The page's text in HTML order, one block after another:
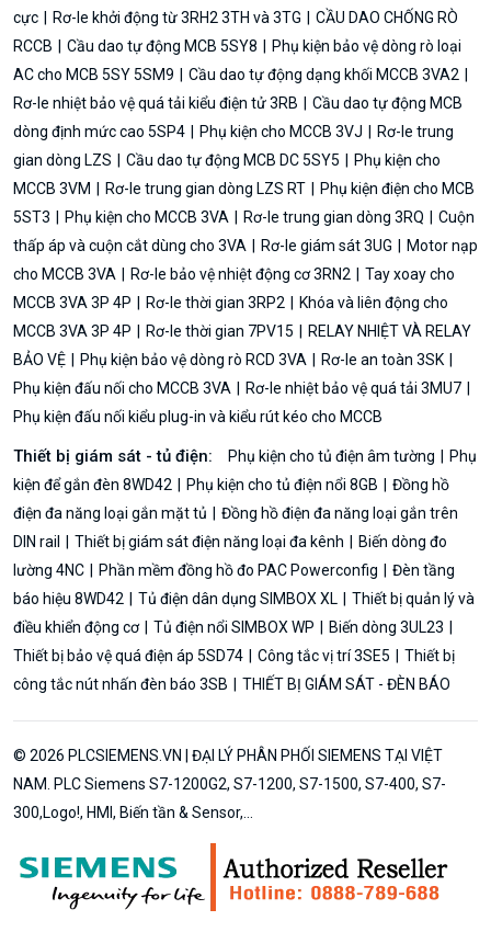
cực
Rơ-le khởi động từ 3RH2 3TH và 3TG
CẦU DAO CHỐNG RÒ
RCCB
Cầu dao tự động MCB 5SY8
Phụ kiện bảo vệ dòng rò loại
AC cho MCB 5SY 5SM9
Cầu dao tự động dạng khối MCCB 3VA2
Rơ-le nhiệt bảo vệ quá tải kiểu điện tử 3RB
Cầu dao tự động MCB
dòng định mức cao 5SP4
Phụ kiện cho MCCB 3VJ
Rơ-le trung
gian dòng LZS
Cầu dao tự động MCB DC 5SY5
Phụ kiện cho
MCCB 3VM
Rơ-le trung gian dòng LZS RT
Phụ kiện điện cho MCB
5ST3
Phụ kiện cho MCCB 3VA Rơ-le trung gian dòng 3RQ
Cuộn
thấp áp và cuộn cắt dùng cho 3VA
Rơ-le giám sát 3UG
Motor nạp
cho MCCB 3VA
Rơ-le bảo vệ nhiệt động cơ 3RN2
Tay xoay cho
MCCB 3VA 3P 4P
Rơ-le thời gian 3RP2
Khóa và liên động cho
MCCB 3VA 3P 4P
Rơ-le thời gian 7PV15
RELAY NHIỆT VÀ RELAY
BẢO VỆ
Phụ kiện bảo vệ dòng rò RCD 3VA
Rơ-le an toàn 3SK
Phụ kiện đấu nối cho MCCB 3VA
Rơ-le nhiệt bảo vệ quá tải 3MU7
Phụ kiện đấu nối kiểu plug-in và kiểu rút kéo cho MCCB
Thiết bị giám sát - tủ điện: Phụ kiện cho tủ điện âm tường
Phụ
kiện để gắn đèn 8WD42
Phụ kiện cho tủ điện nổi 8GB
Đồng hồ
điện đa năng loại gắn mặt tủ
Đồng hồ điện đa năng loại gắn trên
DIN rail
Thiết bị giám sát điện năng loại đa kênh
Biến dòng đo
lường 4NC
Phần mềm đồng hồ đo PAC Powerconfig
Đèn tầng
báo hiệu 8WD42
Tủ điện dân dụng SIMBOX XL
Thiết bị quản lý và
điều khiển động cơ
Tủ điện nổi SIMBOX WP
Biến dòng 3UL23
Thiết bị bảo vệ quá điện áp 5SD74
Công tắc vị trí 3SE5
Thiết bị
công tắc nút nhấn đèn báo 3SB
THIẾT BỊ GIÁM SÁT - ĐÈN BÁO
© 2026 PLCSIEMENS.VN | ĐẠI LÝ PHÂN PHỐI SIEMENS TẠI VIỆT
NAM. PLC Siemens S7-1200G2, S7-1200, S7-1500, S7-400, S7-
300,Logo!, HMI, Biến tần & Sensor,...